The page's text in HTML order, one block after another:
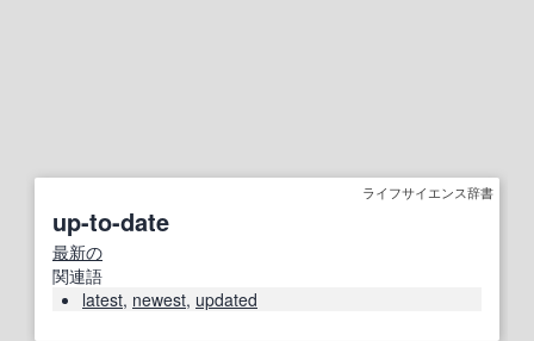
ライフサイエンス辞書
up-to-date
最新の
関連語
latest, newest, updated